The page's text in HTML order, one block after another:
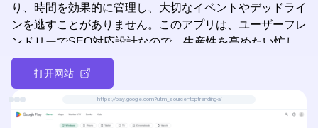
り、時間を効果的に管理し、大切なイベントやデッドライ
ンを逃すことがありません。このアプリは、ユーザーフレ
ンドリーでSEO対応設計なので、生産性を高めたい忙し
い人にお勧めです。
打开网站
https://play.google.com?utm_source=toptrending-ai